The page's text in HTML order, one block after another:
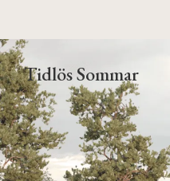
Tidlös Sommar